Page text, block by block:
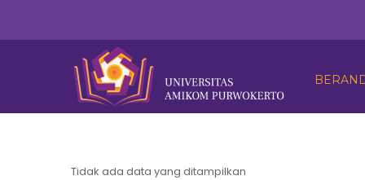
Tidak ada data yang ditampilkan